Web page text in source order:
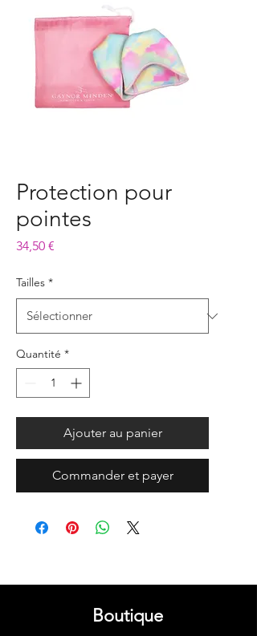
Protection pour
pointes
34,50 €
Tailles *
Quantité *
Ajouter au panier
Commander et payer
Boutique